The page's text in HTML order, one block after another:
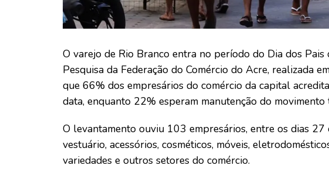
O varejo de Rio Branco entra no período do Dia dos
Pesquisa da Federação do Comércio do Acre, realizada
que 66% dos empresários do comércio da capital
data, enquanto 22% esperam manutenção do
O levantamento ouviu 103 empresários, entre os dias
vestuário, acessórios, cosméticos, móveis,
variedades e outros setores do comércio.